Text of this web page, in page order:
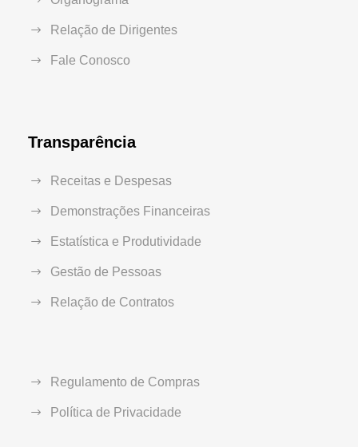
Relação de Dirigentes
Fale Conosco
Transparência
Receitas e Despesas
Demonstrações Financeiras
Estatística e Produtividade
Gestão de Pessoas
Relação de Contratos
Regulamento de Compras
Política de Privacidade